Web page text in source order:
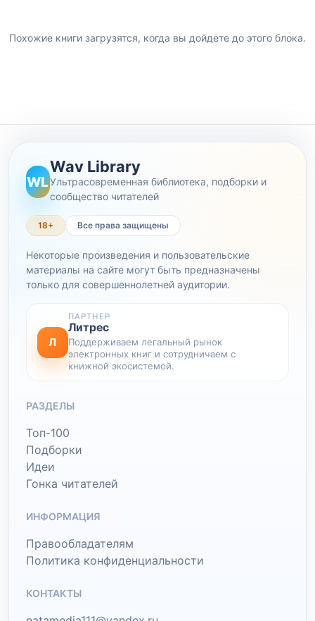
Похожие книги загрузятся, когда вы дойдете до этого блока.
WL
Wav Library
Ультрасовременная библиотека, подборки и
сообщество читателей
18+ Все права защищены
Некоторые произведения и пользовательские
материалы на сайте могут быть предназначены
только для совершеннолетней аудитории.
Л
ПАРТНЕР
Литрес
Поддерживаем легальный рынок
электронных книг и сотрудничаем с
книжной экосистемой.
РАЗДЕЛЫ
Топ-100
Подборки
Идеи
Гонка читателей
ИНФОРМАЦИЯ
Правообладателям
Политика конфиденциальности
КОНТАКТЫ